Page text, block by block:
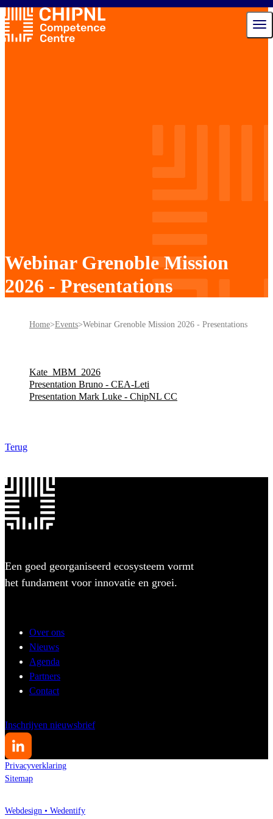
Webinar Grenoble Mission
2026 - Presentations
Home Events Webinar Grenoble Mission 2026 - Presentations
Kate_MBM_2026
Presentation Bruno - CEA-Leti
Presentation Mark Luke - ChipNL CC
Terug
Een goed georganiseerd ecosysteem vormt
het fundament voor innovatie en groei.
Over ons
Nieuws
Agenda
Partners
Contact
Inschrijven nieuwsbrief
Privacyverklaring
Sitemap
Webdesign • Wedentify